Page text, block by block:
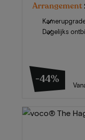
Arrangement
Dagelijks
-44%